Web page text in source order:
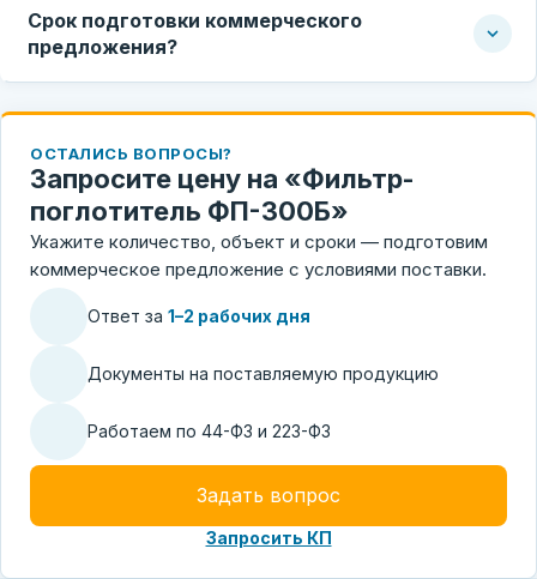
Срок подготовки коммерческого
предложения?
ОСТАЛИСЬ ВОПРОСЫ?
Запросите цену на «Фильтр-
поглотитель ФП-300Б»
Укажите количество, объект и сроки — подготовим
коммерческое предложение с условиями поставки.
Ответ за 1–2 рабочих дня
Документы на поставляемую продукцию
Работаем по 44-ФЗ и 223-ФЗ
Задать вопрос
Запросить КП